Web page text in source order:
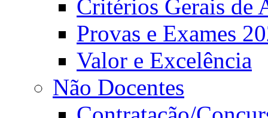
Critérios Gerais de
Provas e Exames
Valor e Excelência
Não Docentes